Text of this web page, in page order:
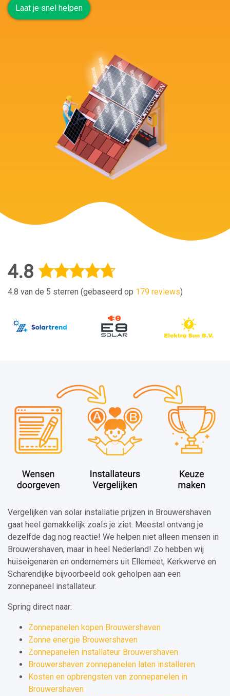
Laat je snel helpen
4.8
4.8 van de 5 sterren (gebaseerd op 179 reviews)
Vergelijken van solar installatie prijzen in Brouwershaven
gaat heel gemakkelijk zoals je ziet. Meestal ontvang je
dezelfde dag nog reactie! We helpen niet alleen mensen in
Brouwershaven, maar in heel Nederland! Zo hebben wij
huiseigenaren en ondernemers uit Ellemeet, Kerkwerve en
Scharendijke bijvoorbeeld ook geholpen aan een
zonnepaneel installateur.
Spring direct naar:
Zonnepanelen kopen Brouwershaven
Zonne energie Brouwershaven
Zonnepanelen installateur Brouwershaven
Brouwershaven zonnepanelen laten installeren
Kosten en opbrengsten van zonnepanelen in
Brouwershaven